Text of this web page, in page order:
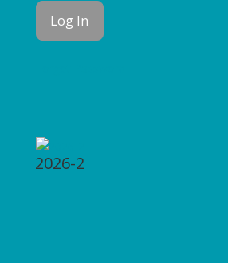
2026-2